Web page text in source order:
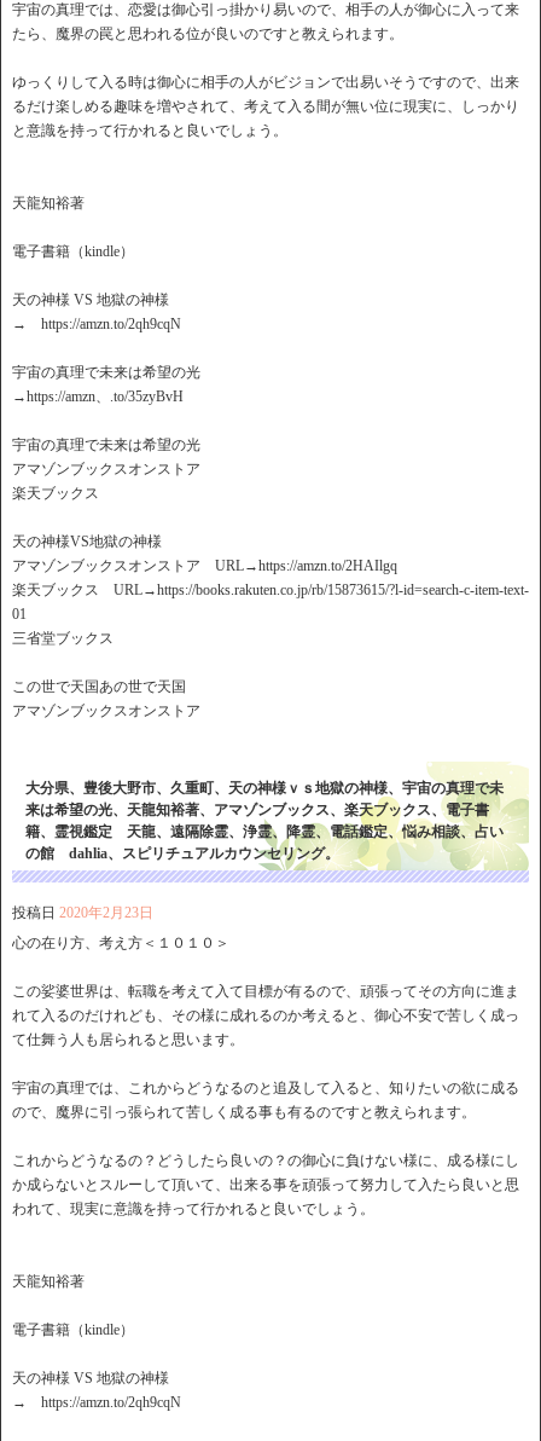
宇宙の真理では、恋愛は御心引っ掛かり易いので、相手の人が御心に入って来
たら、魔界の罠と思われる位が良いのですと教えられます。
ゆっくりして入る時は御心に相手の人がビジョンで出易いそうですので、出来
るだけ楽しめる趣味を増やされて、考えて入る間が無い位に現実に、しっかり
と意識を持って行かれると良いでしょう。
天龍知裕著
電子書籍（kindle）
天の神様 VS 地獄の神様
→ https://amzn.to/2qh9cqN
宇宙の真理で未来は希望の光
→https://amzn、.to/35zyBvH
宇宙の真理で未来は希望の光
アマゾンブックスオンストア
楽天ブックス
天の神様VS地獄の神様
アマゾンブックスオンストア URL→https://amzn.to/2HAIlgq
楽天ブックス URL→https://books.rakuten.co.jp/rb/15873615/?l-id=search-c-item-text-
01
三省堂ブックス
この世で天国あの世で天国
アマゾンブックスオンストア
大分県、豊後大野市、久重町、天の神様ｖｓ地獄の神様、宇宙の真理で未
来は希望の光、天龍知裕著、アマゾンブックス、楽天ブックス、電子書
籍、霊視鑑定 天龍、遠隔除霊、浄霊、降霊、電話鑑定、悩み相談、占い
の館 dahlia、スピリチュアルカウンセリング。
投稿日 2020年2月23日
心の在り方、考え方＜１０１０＞
この娑婆世界は、転職を考えて入て目標が有るので、頑張ってその方向に進ま
れて入るのだけれども、その様に成れるのか考えると、御心不安で苦しく成っ
て仕舞う人も居られると思います。
宇宙の真理では、これからどうなるのと追及して入ると、知りたいの欲に成る
ので、魔界に引っ張られて苦しく成る事も有るのですと教えられます。
これからどうなるの？どうしたら良いの？の御心に負けない様に、成る様にし
か成らないとスルーして頂いて、出来る事を頑張って努力して入たら良いと思
われて、現実に意識を持って行かれると良いでしょう。
天龍知裕著
電子書籍（kindle）
天の神様 VS 地獄の神様
→ https://amzn.to/2qh9cqN